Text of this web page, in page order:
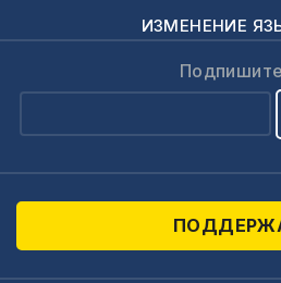
ИЗМЕНЕНИЕ